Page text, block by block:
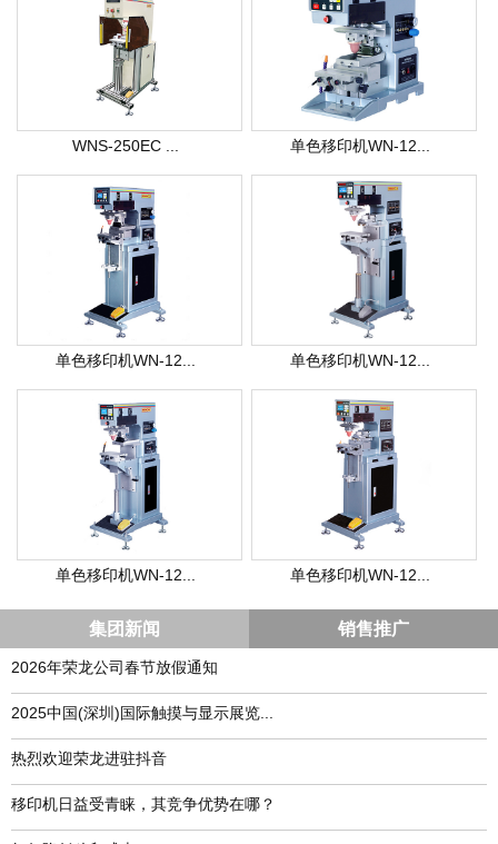
WNS-250EC ... 单色移印机WN-12...
单色移印机WN-12... 单色移印机WN-12...
单色移印机WN-12... 单色移印机WN-12...
集团新闻 销售推广
2026年荣龙公司春节放假通知
​2025中国(深圳)国际触摸与显示展览...
热烈欢迎荣龙进驻抖音
移印机日益受青睐，其竞争优势在哪？